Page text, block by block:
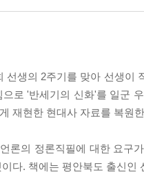
선생의 2주기를 맞아 선생
로 '반세기의 신화'를 일군
재현한 현대사 자료를 복원
론의 정론직필에 대한 요구
다. 책에는 평안북도 출신